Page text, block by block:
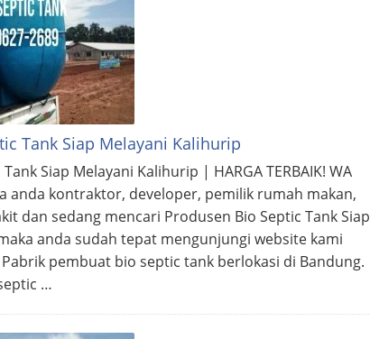
Tank Siap Melayani Kalihurip
Siap Melayani Kalihurip | HARGA TERBAIK! WA
anda kontraktor, developer, pemilik rumah makan,
dan sedang mencari Produsen Bio Septic Tank Siap
anda sudah tepat mengunjungi website kami
pembuat bio septic tank berlokasi di Bandung.
…